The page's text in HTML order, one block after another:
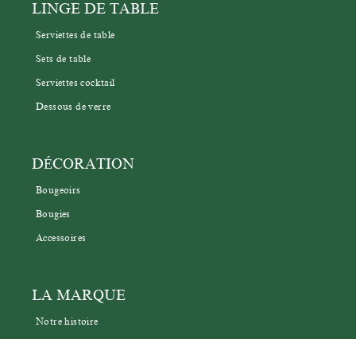
LINGE DE TABLE
Serviettes de table
Sets de table
Serviettes cocktail
Dessous de verre
DÉCORATION
Bougeoirs
Bougies
Accessoires
LA MARQUE
Notre histoire